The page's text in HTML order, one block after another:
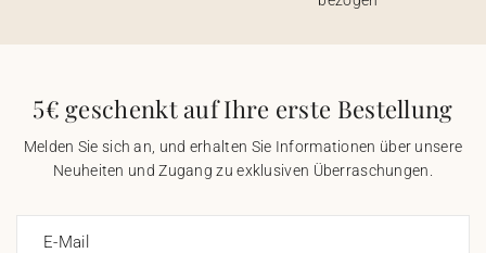
5€ geschenkt auf Ihre erste Bestellung
Melden Sie sich an, und erhalten Sie Informationen über unsere
Neuheiten und Zugang zu exklusiven Überraschungen.
E-Mail